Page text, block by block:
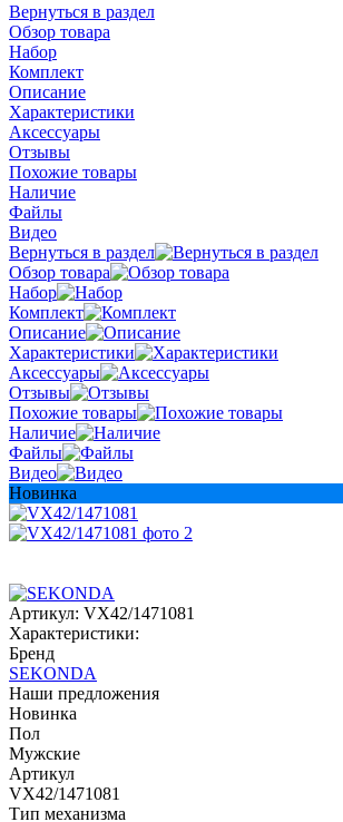
Вернуться в раздел
Обзор товара
Набор
Комплект
Описание
Характеристики
Аксессуары
Отзывы
Похожие товары
Наличие
Файлы
Видео
Вернуться в раздел
Обзор товара
Набор
Комплект
Описание
Характеристики
Аксессуары
Отзывы
Похожие товары
Наличие
Файлы
Видео
Новинка
Артикул: VX42/1471081
Характеристики:
Бренд
SEKONDA
Наши предложения
Новинка
Пол
Мужские
Артикул
VX42/1471081
Тип механизма